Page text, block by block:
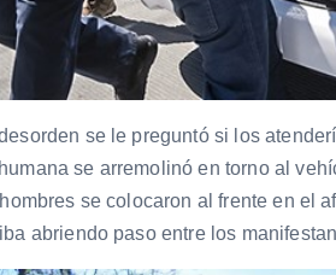
se le preguntó si los
se arremolinó en torno al
se colocaron al frente en el
abriendo paso entre los